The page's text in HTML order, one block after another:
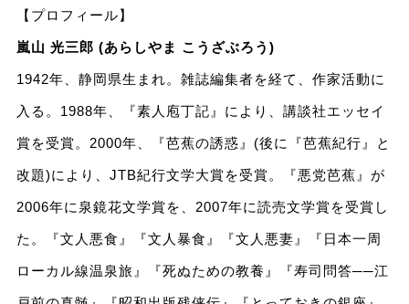
【プロフィール】
嵐山 光三郎 (あらしやま こうざぶろう)
1942年、静岡県生まれ。雑誌編集者を経て、作家活動に
入る。1988年、『素人庖丁記』により、講談社エッセイ
賞を受賞。2000年、『芭蕉の誘惑』(後に『芭蕉紀行』と
改題)により、JTB紀行文学大賞を受賞。『悪党芭蕉』が
2006年に泉鏡花文学賞を、2007年に読売文学賞を受賞し
た。『文人悪食』『文人暴食』『文人悪妻』『日本一周
ローカル線温泉旅』『死ぬための教養』『寿司問答──江